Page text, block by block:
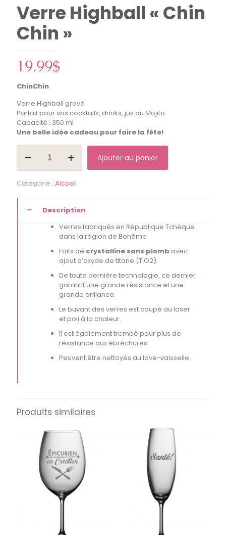
Verre Highball « Chin
Chin »
19.99$
ChinChin
Verre Highball gravé
Parfait pour vos cocktails, drinks, jus ou Mojito
Capacité : 350 ml
Une belle idée cadeau pour faire la fête!
Verre
"Chin
Chin"
Ajouter au panier
Catégorie : Alcool
Description
Verres fabriqués en République Tchèque
dans la région de Bohême
Faits de crystalline sans plomb avec
ajout d’oxyde de titane (TiO2).
De toute dernière technologie, ce dernier
garantit une grande résistance et une
grande brillance.
Le buvant des verres est coupé au laser
et poli à la chaleur.
Il est également trempé pour plus de
résistance aux ébréchures.
Peuvent être nettoyés au lave-vaisselle.
Produits similaires